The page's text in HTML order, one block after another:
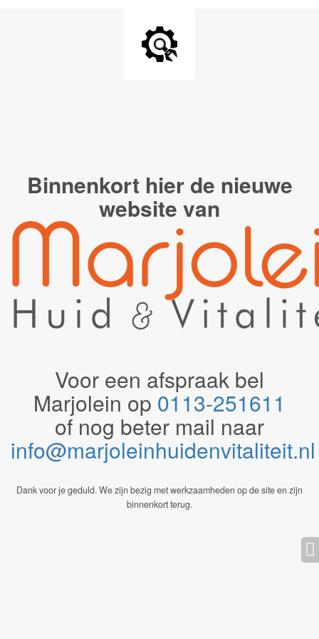
Binnenkort hier de nieuwe
website van
Voor een afspraak bel
Marjolein op 0113-251611
of nog beter mail naar
Dank voor je geduld. We zijn bezig met werkzaamheden op de site en zijn
binnenkort terug.